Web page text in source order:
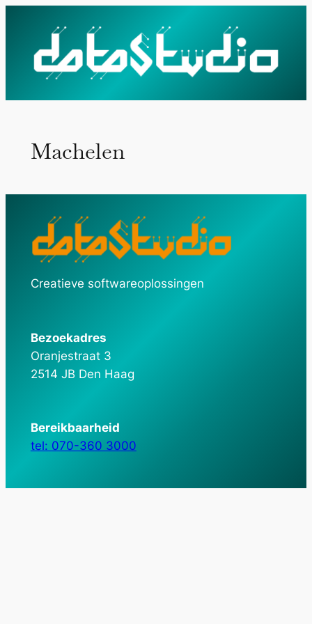
inhoud
Machelen
Creatieve softwareoplossingen
Bezoekadres
Oranjestraat 3
2514 JB Den Haag
Bereikbaarheid
tel: 070-360 3000